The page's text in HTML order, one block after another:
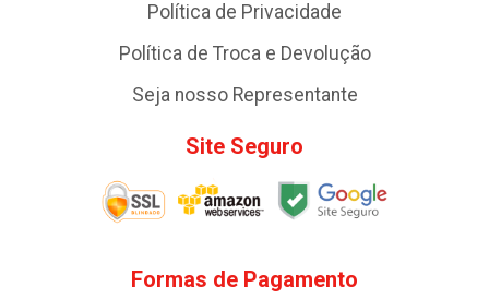
Política de Privacidade
Política de Troca e Devolução
Seja nosso Representante
Site Seguro
Formas de Pagamento